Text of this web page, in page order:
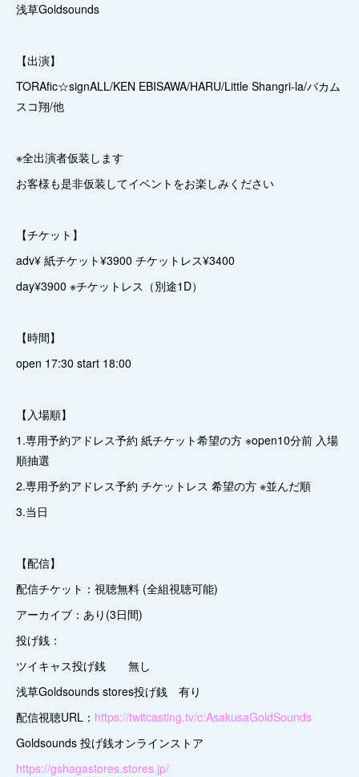
浅草Goldsounds
【出演】
TORAfic☆signALL/KEN EBISAWA/HARU/Little Shangri-la/バカム
スコ翔/他
※全出演者仮装します
お客様も是非仮装してイベントをお楽しみください
【チケット】
adv¥ 紙チケット¥3900 チケットレス¥3400
day¥3900 ※チケットレス（別途1D）
【時間】
open 17:30 start 18:00
【入場順】
1.専用予約アドレス予約 紙チケット希望の方 ※open10分前 入場
順抽選
2.専用予約アドレス予約 チケットレス 希望の方 ※並んだ順
3.当日
【配信】
配信チケット：視聴無料 (全組視聴可能)
アーカイブ：あり(3日間)
投げ銭：
ツイキャス投げ銭 無し
浅草Goldsounds stores投げ銭 有り
配信視聴URL： https://twitcasting.tv/c:AsakusaGoldSounds
Goldsounds 投げ銭オンラインストア
https://gshagastores.stores.jp/